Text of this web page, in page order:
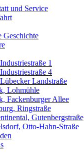
und Service
Geschichte
1
4
Landstraße
Lohmühle
Fackenburger Allee
Ringstraße
Gutenbergstraße
Otto-Hahn-Straße